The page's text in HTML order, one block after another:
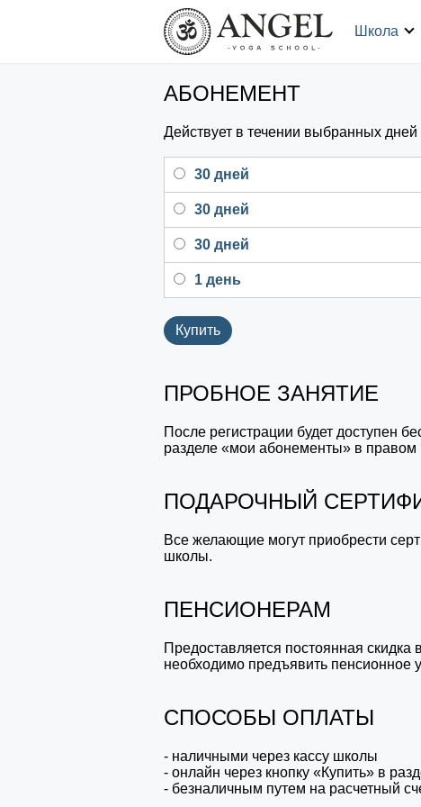
. Школа
АБОНЕМЕНТ
Действует в течении выбранных
30 дней
30 дней
30 дней
1 день
Купить
ПРОБНОЕ ЗАНЯТИЕ
После регистрации будет доступен
разделе «мои абонементы» в правом
ПОДАРОЧНЫЙ
Все желающие могут приобрести
школы.
ПЕНСИОНЕРАМ
Предоставляется постоянная
необходимо предъявить пенсионное
СПОСОБЫ ОПЛАТЫ
- наличными через кассу школы
- онлайн через кнопку «Купить» в
- безналичным путем на расчетный